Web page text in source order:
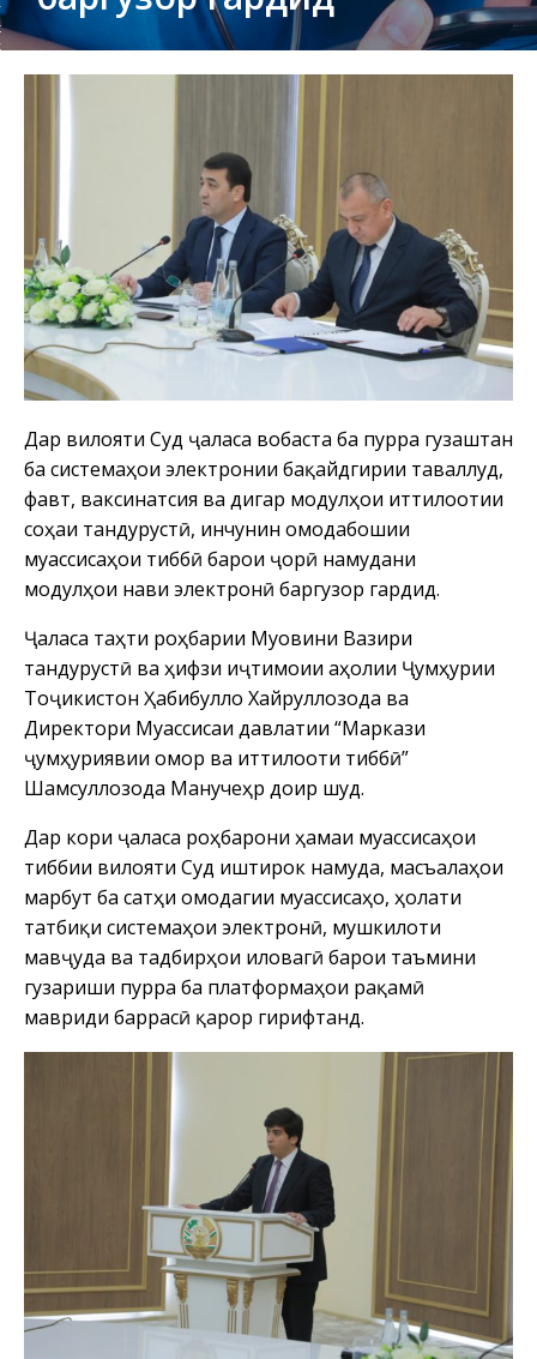
Дар вилояти Суғд ҷаласа вобаста ба пурра гузаштан
ба системаҳои электронии бақайдгирии таваллуд,
фавт, ваксинатсия ва дигар модулҳои иттилоотии
соҳаи тандурустӣ, инчунин омодабошии
муассисаҳои тиббӣ барои ҷорӣ намудани
модулҳои нави электронӣ баргузор гардид.
Ҷаласа таҳти роҳбарии Муовини Вазири
тандурустӣ ва ҳифзи иҷтимоии аҳолии Ҷумҳурии
Тоҷикистон Ҳабибулло Хайруллозода ва
Директори Муассисаи давлатии “Маркази
ҷумҳуриявии омор ва иттилооти тиббӣ”
Шамсуллозода Манучеҳр доир шуд.
Дар кори ҷаласа роҳбарони ҳамаи муассисаҳои
тиббии вилояти Суғд иштирок намуда, масъалаҳои
марбут ба сатҳи омодагии муассисаҳо, ҳолати
татбиқи системаҳои электронӣ, мушкилоти
мавҷуда ва тадбирҳои иловагӣ барои таъмини
гузариши пурра ба платформаҳои рақамӣ
мавриди баррасӣ қарор гирифтанд.